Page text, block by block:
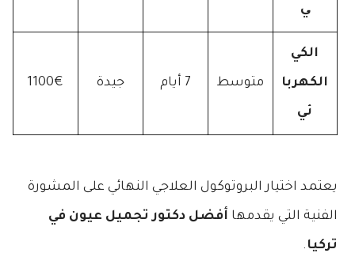
ي
الكي
الكهربا
ئي
متوسط 7 أيام جيدة 1100€
يعتمد اختيار البروتوكول العلاجي النهائي على المشورة
الفنية التي يقدمها أفضل دكتور تجميل عيون في
تركيا .